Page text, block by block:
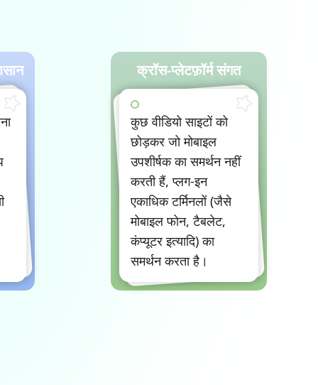
क्रॉस-प्लेटफ़ॉर्म संगत
कुछ वीडियो साइटों को
छोड़कर जो मोबाइल
उपशीर्षक का समर्थन नहीं
करती हैं, प्लग-इन
एकाधिक टर्मिनलों (जैसे
मोबाइल फोन, टैबलेट,
कंप्यूटर इत्यादि) का
समर्थन करता है।